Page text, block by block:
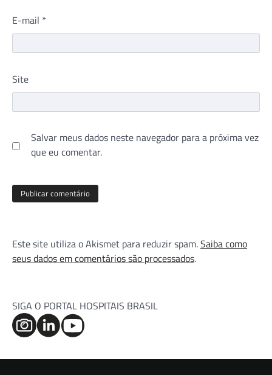
E-mail *
Site
Salvar meus dados neste navegador para a próxima vez
que eu comentar.
Este site utiliza o Akismet para reduzir spam.Saiba como
seus dados em comentários são processados.
SIGA O PORTAL HOSPITAIS BRASIL